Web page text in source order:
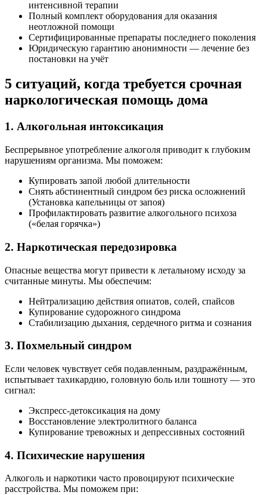
интенсивной терапии
Полный комплект оборудования для оказания
неотложной помощи
Сертифицированные препараты последнего поколения
Юридическую гарантию анонимности — лечение без
постановки на учёт
5 ситуаций, когда требуется срочная
наркологическая помощь дома
1. Алкогольная интоксикация
Беспрерывное употребление алкоголя приводит к глубоким
нарушениям организма. Мы поможем:
Купировать запой любой длительности
Снять абстинентный синдром без риска осложнений
(Установка капельницы от запоя)
Профилактировать развитие алкогольного психоза
(«белая горячка»)
2. Наркотическая передозировка
Опасные вещества могут привести к летальному исходу за
считанные минуты. Мы обеспечим:
Нейтрализацию действия опиатов, солей, спайсов
Купирование судорожного синдрома
Стабилизацию дыхания, сердечного ритма и сознания
3. Похмельный синдром
Если человек чувствует себя подавленным, раздражённым,
испытывает тахикардию, головную боль или тошноту — это
сигнал:
Экспресс-детоксикация на дому
Восстановление электролитного баланса
Купирование тревожных и депрессивных состояний
4. Психические нарушения
Алкоголь и наркотики часто провоцируют психические
расстройства. Мы поможем при: